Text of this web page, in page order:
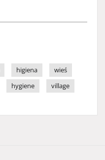
higiena
wieś
hygiene village